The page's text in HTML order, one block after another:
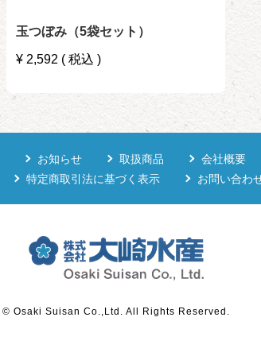
玉つぼみ（5袋セット）
¥ 2,592 税込
お知らせ 取扱商品 会社概要
特定商取引法に基づく表示 お問い合わ
© Osaki Suisan Co.,Ltd. All Rights Reserved.